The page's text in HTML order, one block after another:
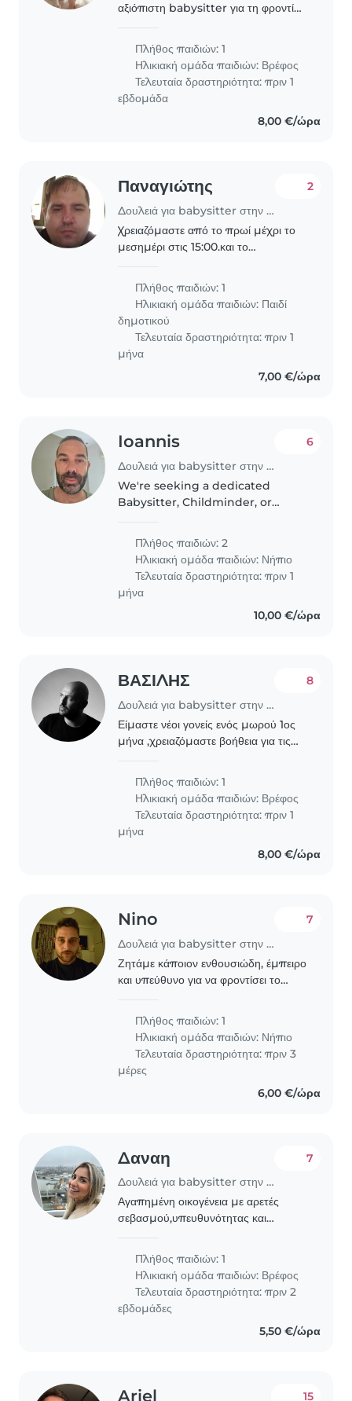
αξιόπιστη babysitter για τη φροντίδα
από Δευτέρα έως Παρασκευή ωράριο
περίπου από τις 2 μέχρι τις 6 ή 7. Η
βασική..
Πλήθος παιδιών: 1
Ηλικιακή ομάδα παιδιών: Βρέφος
Τελευταία δραστηριότητα: πριν 1
εβδομάδα
8,00 €/ώρα
Παναγιώτης
Δουλειά για babysitter στην περιοχή Γλυφάδα
2
Χρειαζόμαστε από το πρωί μέχρι το
μεσημέρι στις 15:00.και το
Κυριακή που θα ξέρει η γυναίκα μου
το πρόγραμματος της
Πλήθος παιδιών: 1
Ηλικιακή ομάδα παιδιών: Παιδί
δημοτικού
Τελευταία δραστηριότητα: πριν 1
μήνα
7,00 €/ώρα
Ioannis
Δουλειά για babysitter στην περιοχή Γλυφάδα
6
We're seeking a dedicated
Babysitter, Childminder, or
energetic and sporty toddlers.
Our ideal candidate is
comfortable with homework
assistance and speaks..
Πλήθος παιδιών: 2
Ηλικιακή ομάδα παιδιών: Νήπιο
Τελευταία δραστηριότητα: πριν 1
μήνα
10,00 €/ώρα
ΒΑΣΙΛΗΣ
Δουλειά για babysitter στην περιοχή Γλυφάδα
8
Είμαστε νέοι γονείς ενός μωρού 1ος
μήνα ,χρειαζόμαστε βοήθεια για τις
Πλήθος παιδιών: 1
Ηλικιακή ομάδα παιδιών: Βρέφος
Τελευταία δραστηριότητα: πριν 1
μήνα
8,00 €/ώρα
Nino
Δουλειά για babysitter στην περιοχή Γλυφάδα
7
Ζητάμε κάποιον ενθουσιώδη, έμπειρο
και υπεύθυνο για να φροντίσει το
κάποιον που να είναι άνετος με τα
παιδιά και να..
Πλήθος παιδιών: 1
Ηλικιακή ομάδα παιδιών: Νήπιο
Τελευταία δραστηριότητα: πριν 3
μέρες
6,00 €/ώρα
Δαναη
Δουλειά για babysitter στην περιοχή Γλυφάδα
7
Αγαπημένη οικογένεια με αρετές
σεβασμού,υπευθυνότητας και
Πλήθος παιδιών: 1
Ηλικιακή ομάδα παιδιών: Βρέφος
Τελευταία δραστηριότητα: πριν 2
εβδομάδες
5,50 €/ώρα
Ariel 15